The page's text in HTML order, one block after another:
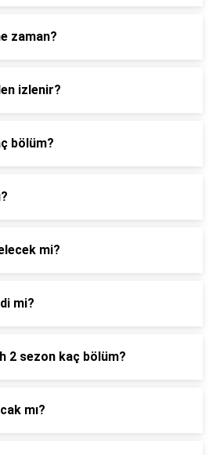
zaman?
izlenir?
bölüm?
mi?
mi?
2 sezon kaç bölüm?
mı?